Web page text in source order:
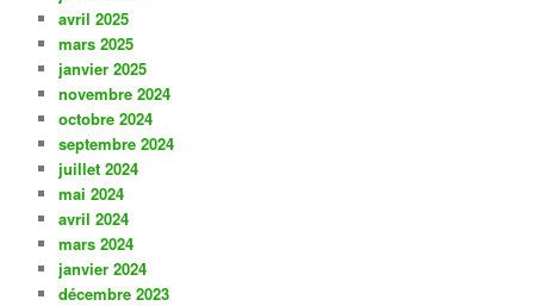
avril 2025
mars 2025
janvier 2025
novembre 2024
octobre 2024
septembre 2024
juillet 2024
mai 2024
avril 2024
mars 2024
janvier 2024
décembre 2023